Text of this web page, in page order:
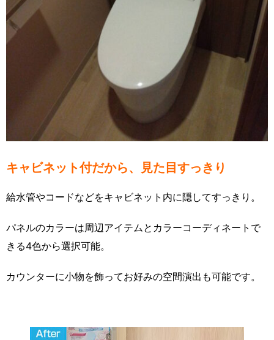
キャビネット付だから、見た目すっきり
給水管やコードなどをキャビネット内に隠してすっきり。
パネルのカラーは周辺アイテムとカラーコーディネートで
きる4色から選択可能。
カウンターに小物を飾ってお好みの空間演出も可能です。